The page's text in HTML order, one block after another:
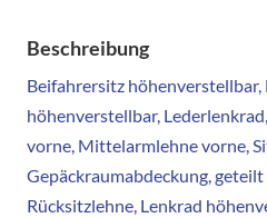
Beschreibung
Beifahrersitz höhenverstellbar,
höhenverstellbar,
vorne, Mittelarmlehne vorne,
Gepäckraumabdeckung,
Rücksitzlehne, Lenkrad